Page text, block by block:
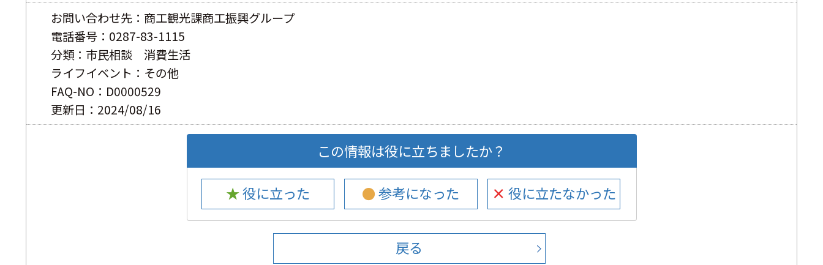
お問い合わせ先：商工観光課商工振興グループ
電話番号：0287-83-1115
分類：市民相談 消費生活
ライフイベント：その他
FAQ-NO：D0000529
更新日：2024/08/16
この情報は役に立ちましたか？
★ 役に立った ● 参考になった × 役に立たなかった
戻る